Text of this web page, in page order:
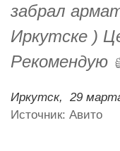
забрал
Иркутске )
Рекомендую
Иркутск,
29
Источник: Авито